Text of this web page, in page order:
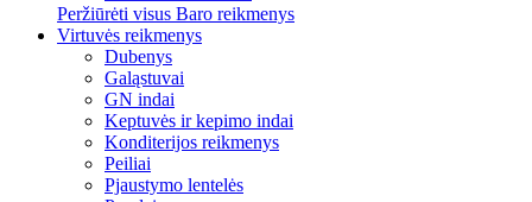
Peržiūrėti visus Baro reikmenys
Virtuvės reikmenys
Dubenys
Galąstuvai
GN indai
Keptuvės ir kepimo indai
Konditerijos reikmenys
Peiliai
Pjaustymo lentelės